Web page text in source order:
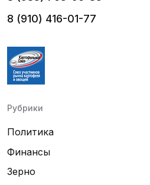
8 (910) 416-01-77
Рубрики
Политика
Финансы
Зерно